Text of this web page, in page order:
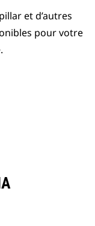
et d’autres
pour votre